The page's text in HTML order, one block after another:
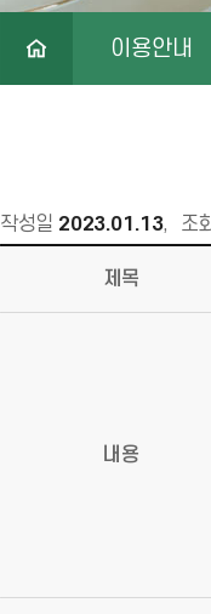
이용안내
작성일 2023.01.13, 조
제목
내용